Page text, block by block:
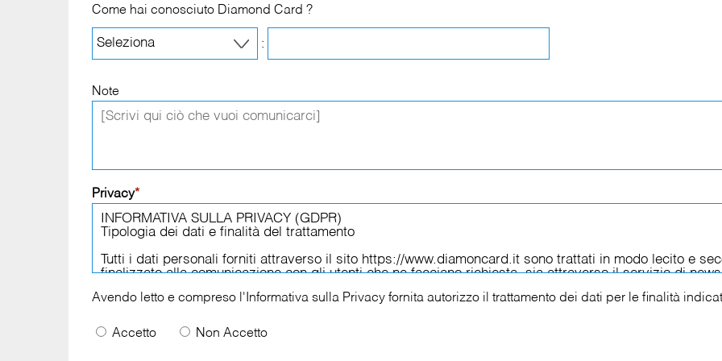
Come hai conosciuto Diamond Card ?
:
Note
Privacy*
Avendo letto e compreso l' Informativa sulla Privacy fornita autorizzo il trattamento dei dati per le finalità
Accetto Non Accetto